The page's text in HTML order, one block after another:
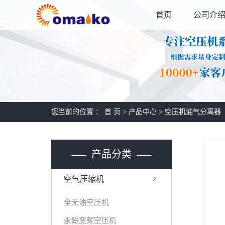
首页 公司介
您当前的位置 ： 首 页 > 产品中心 > 空压机油气分离器
产品分类
空气压缩机
全无油空压机
永磁变频空压机